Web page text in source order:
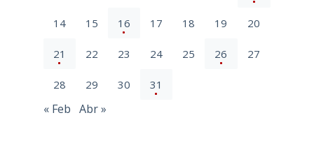
14 15 16 17 18 19 20
21 22 23 24 25 26 27
28 29 30 31
« Feb Abr »